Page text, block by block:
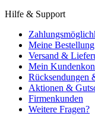
Hilfe & Support
Meine Bestellung
Versand &
Mein
Rücksendungen
Aktionen &
Firmenkunden
Weitere Fragen?